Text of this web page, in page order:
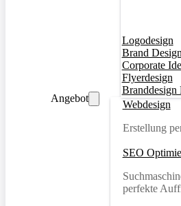
Logodesign
Brand Design
Corporate
Flyerdesign
Branddesign
Angebot
Webdesign
Erstellung
SEO
perfekte